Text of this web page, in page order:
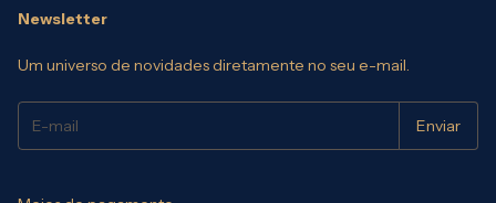
Newsletter
Um universo de novidades diretamente no seu e-mail.